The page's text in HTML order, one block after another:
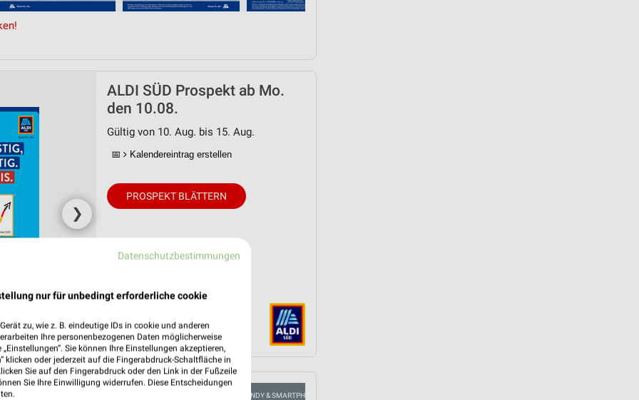
❯
ALDI SÜD Prospekt ab Mo.
den 10.08.
Gültig von 10. Aug. bis 15. Aug.
📅 Kalendereintrag erstellen
PROSPEKT BLÄTTERN
& WURST HANDY & SMARTPHONE
Datenschutzbestimmungen
nur für unbedingt erforderliche cookie
zu, wie z. B. eindeutige IDs in cookie und anderen
Ihre personenbezogenen Daten möglicherweise
Sie können Ihre Einstellungen akzeptieren,
klicken oder jederzeit auf die Fingerabdruck-Schaltfläche in
Sie auf den Fingerabdruck oder den Link in der Fußzeile
Sie Ihre Einwilligung widerrufen. Diese Entscheidungen